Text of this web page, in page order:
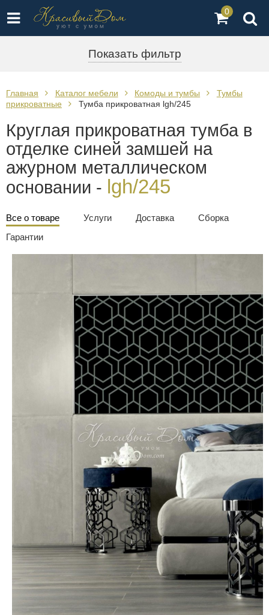
0
Показать фильтр
Главная Каталог мебели Комоды и тумбы
Тумбы
прикроватные
Тумба прикроватная lgh/245
Круглая прикроватная тумба в
отделке синей замшей на
ажурном металлическом
основании - lgh/245
Все о товаре Услуги Доставка
Сборка
Гарантии